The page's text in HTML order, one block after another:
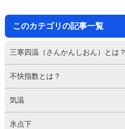
このカテゴリの記事一覧
三寒四温（さんかんしおん）とは？
不快指数とは？
気温
氷点下